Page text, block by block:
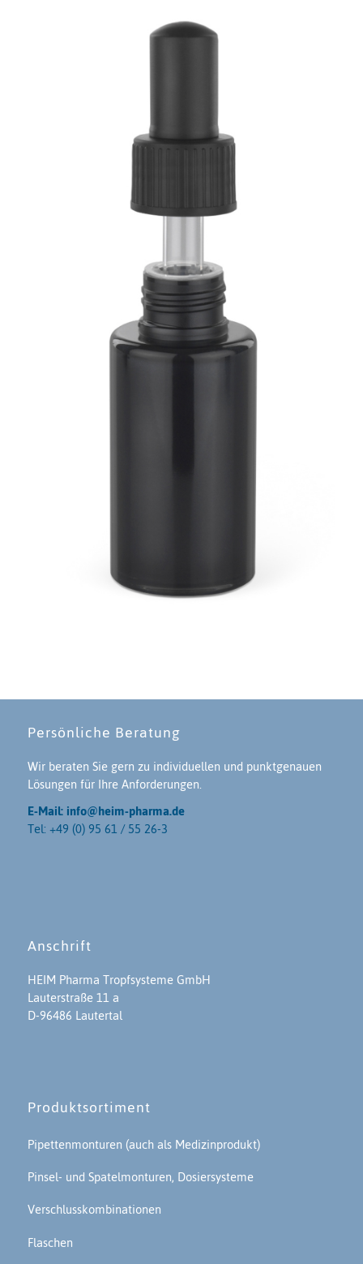
Persönliche Beratung
Wir beraten Sie gern zu individuellen und punktgenauen
Lösungen für Ihre Anforderungen.
E-Mail: info@heim-pharma.de
Tel: +49 (0) 95 61 / 55 26-3
Anschrift
HEIM Pharma Tropfsysteme GmbH
Lauterstraße 11 a
D-96486 Lautertal
Produktsortiment
Pipettenmonturen (auch als Medizinprodukt)
Pinsel- und Spatelmonturen, Dosiersysteme
Verschlusskombinationen
Flaschen